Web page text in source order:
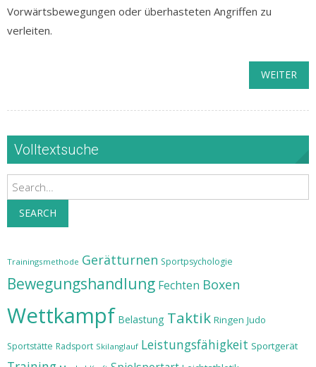
Vorwärtsbewegungen oder überhasteten Angriffen zu
verleiten.
WEITER
Volltextsuche
Search
SEARCH
Trainingsmethode Gerätturnen Sportpsychologie
Bewegungshandlung Fechten Boxen
Wettkampf Belastung Taktik Ringen Judo
Sportstätte Radsport Skilanglauf Leistungsfähigkeit Sportgerät